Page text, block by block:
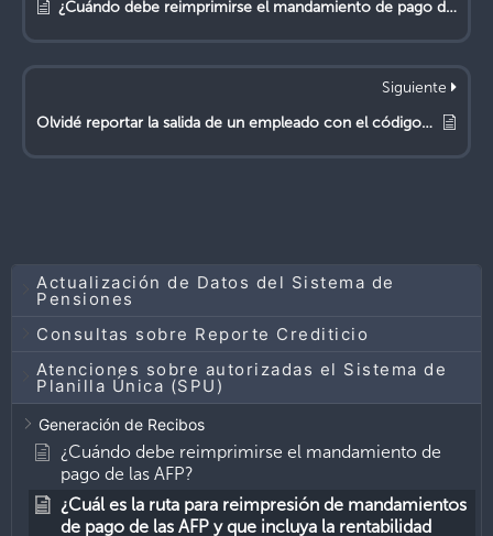
Actualización de Datos del Sistema de
Pensiones
Consultas sobre Reporte Crediticio
Atenciones sobre autorizadas el Sistema de
Planilla Única (SPU)
Generación de Recibos
¿Cuándo debe reimprimirse el mandamiento de
pago de las AFP?
¿Cuál es la ruta para reimpresión de mandamientos
de pago de las AFP y que incluya la rentabilidad
¿Cuándo debe reimprimirse el mandamiento de pago de las AFP?
Siguiente
Olvidé reportar la salida de un empleado con el código de observación 07. ¿Qué puedo hacer?